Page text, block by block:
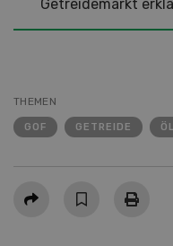
Getreidemarkt
THEMEN
GOF GETREIDE
Teilen